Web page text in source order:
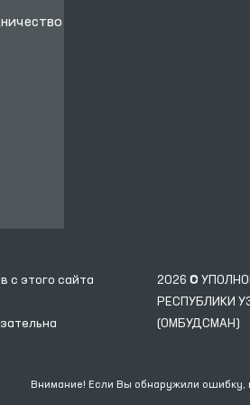
с этого сайта
2026 ©
РЕСПУБЛИКИ
(ОМБУДСМАН)
Внимание! Если Вы обнаружили ошибку,